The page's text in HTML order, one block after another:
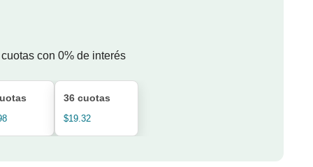
con 0% de interés
36 cuotas
$19.32